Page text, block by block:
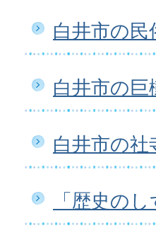
白井市の民
白井市の巨
白井市の社
「歴史の